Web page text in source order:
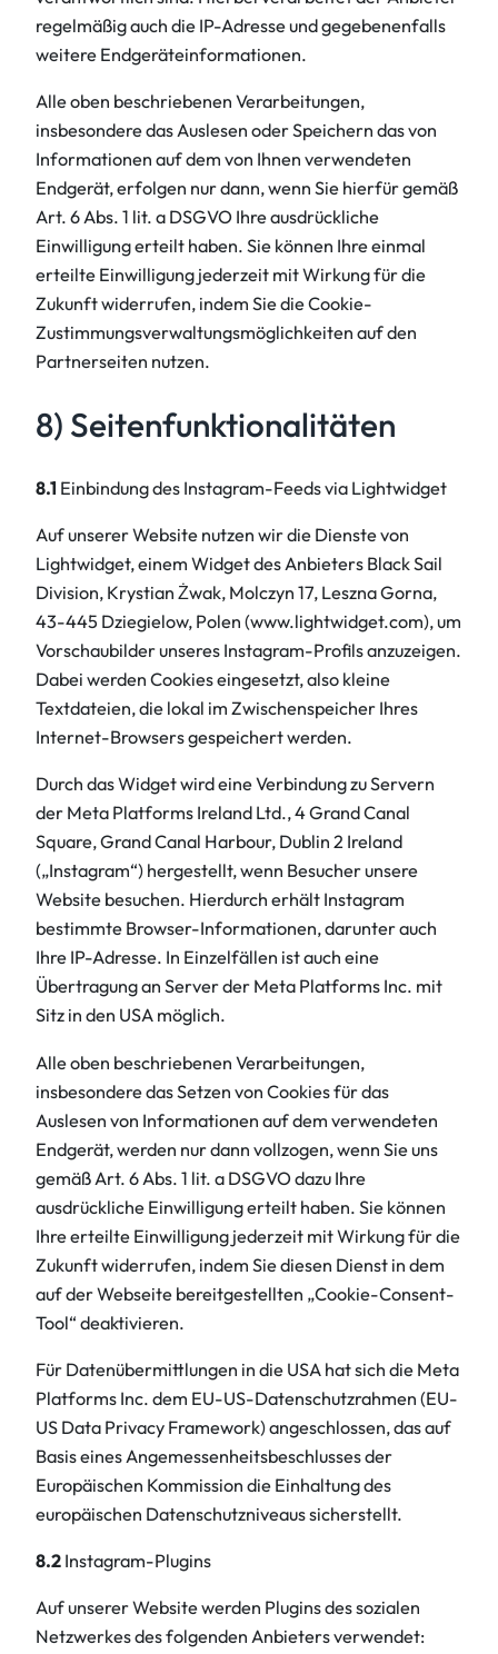
regelmäßig auch die IP-Adresse und gegebenenfalls
weitere Endgeräteinformationen.
Alle oben beschriebenen Verarbeitungen,
insbesondere das Auslesen oder Speichern das von
Informationen auf dem von Ihnen verwendeten
Endgerät, erfolgen nur dann, wenn Sie hierfür gemäß
Art. 6 Abs. 1 lit. a DSGVO Ihre ausdrückliche
Einwilligung erteilt haben. Sie können Ihre einmal
erteilte Einwilligung jederzeit mit Wirkung für die
Zukunft widerrufen, indem Sie die Cookie-
Zustimmungsverwaltungsmöglichkeiten auf den
Partnerseiten nutzen.
8) Seitenfunktionalitäten
8.1 Einbindung des Instagram-Feeds via Lightwidget
Auf unserer Website nutzen wir die Dienste von
Lightwidget, einem Widget des Anbieters Black Sail
Division, Krystian Żwak, Molczyn 17, Leszna Gorna,
43-445 Dziegielow, Polen (www.lightwidget.com), um
Vorschaubilder unseres Instagram-Profils anzuzeigen.
Dabei werden Cookies eingesetzt, also kleine
Textdateien, die lokal im Zwischenspeicher Ihres
Internet-Browsers gespeichert werden.
Durch das Widget wird eine Verbindung zu Servern
der Meta Platforms Ireland Ltd., 4 Grand Canal
Square, Grand Canal Harbour, Dublin 2 Ireland
(„Instagram“) hergestellt, wenn Besucher unsere
Website besuchen. Hierdurch erhält Instagram
bestimmte Browser-Informationen, darunter auch
Ihre IP-Adresse. In Einzelfällen ist auch eine
Übertragung an Server der Meta Platforms Inc. mit
Sitz in den USA möglich.
Alle oben beschriebenen Verarbeitungen,
insbesondere das Setzen von Cookies für das
Auslesen von Informationen auf dem verwendeten
Endgerät, werden nur dann vollzogen, wenn Sie uns
gemäß Art. 6 Abs. 1 lit. a DSGVO dazu Ihre
ausdrückliche Einwilligung erteilt haben. Sie können
Ihre erteilte Einwilligung jederzeit mit Wirkung für die
Zukunft widerrufen, indem Sie diesen Dienst in dem
auf der Webseite bereitgestellten „Cookie-Consent-
Tool“ deaktivieren.
Für Datenübermittlungen in die USA hat sich die Meta
Platforms Inc. dem EU-US-Datenschutzrahmen (EU-
US Data Privacy Framework) angeschlossen, das auf
Basis eines Angemessenheitsbeschlusses der
Europäischen Kommission die Einhaltung des
europäischen Datenschutzniveaus sicherstellt.
8.2 Instagram-Plugins
Auf unserer Website werden Plugins des sozialen
Netzwerkes des folgenden Anbieters verwendet: